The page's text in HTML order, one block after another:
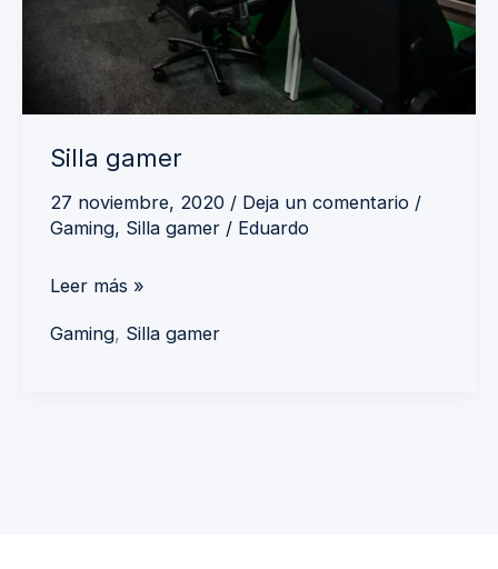
Silla gamer
27 noviembre, 2020 / Deja un comentario /
Gaming, Silla gamer/ Eduardo
Leer más »
Gaming, Silla gamer